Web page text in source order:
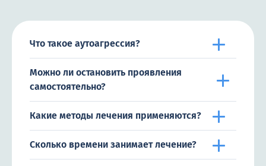
Что такое аутоагрессия?
Можно ли остановить проявления
самостоятельно?
Какие методы лечения применяются?
Сколько времени занимает лечение?